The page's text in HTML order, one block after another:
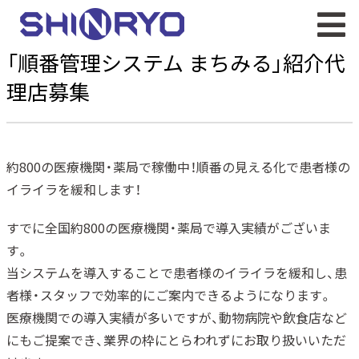
「順番管理システム まちみる」紹介代
理店募集
約800の医療機関・薬局で稼働中！順番の見える化で患者様の
イライラを緩和します！
すでに全国約800の医療機関・薬局で導入実績がございま
す。
当システムを導入することで患者様のイライラを緩和し、患
者様・スタッフで効率的にご案内できるようになります。
医療機関での導入実績が多いですが、動物病院や飲食店など
にもご提案でき、業界の枠にとらわれずにお取り扱いいただ